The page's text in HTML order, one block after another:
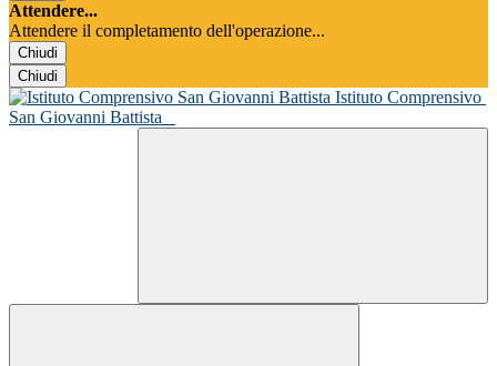
Attendere...
Attendere il completamento dell'operazione...
Chiudi
Chiudi
Istituto Comprensivo
San Giovanni Battista